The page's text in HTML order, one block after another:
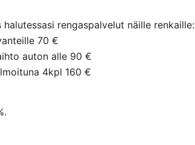
rengaspalvelut näille renkaille:
70 €
auton alle 90 €
4kpl 160 €